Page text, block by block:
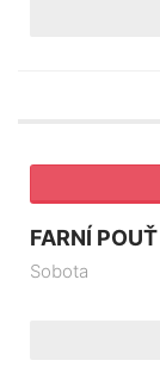
FARNÍ POUŤ
Sobota